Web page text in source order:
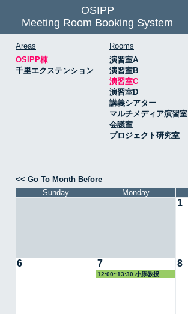
OSIPP
Meeting Room Booking System
Areas
OSIPP棟
千里エクステンション
Rooms
演習室A
演習室B
演習室C
演習室D
講義シアター
マルチメディア演習室
会議室
プロジェクト研究室
<< Go To Month Before
Sunday
Monday
1
6 7
12:00~13:30 小原教授
8